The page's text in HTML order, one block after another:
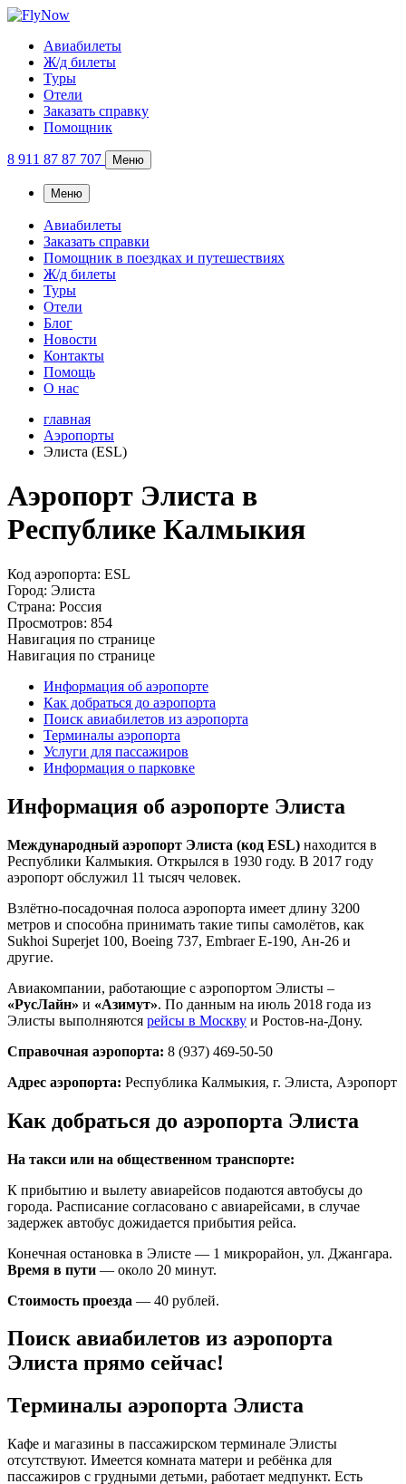
Авиабилеты
Ж/д билеты
Туры
Отели
Заказать справку
Помощник
8 911 87 87 707 Меню
Меню
Авиабилеты
Заказать справки
Помощник в поездках и путешествиях
Ж/д билеты
Туры
Отели
Блог
Новости
Контакты
Помощь
О нас
главная
Аэропорты
Элиста (ESL)
Аэропорт Элиста в
Республике Калмыкия
Код аэропорта: ESL
Город: Элиста
Страна: Россия
Просмотров: 854
Навигация по странице
Навигация по странице
Информация об аэропорте
Как добраться до аэропорта
Поиск авиабилетов из аэропорта
Терминалы аэропорта
Услуги для пассажиров
Информация о парковке
Информация об аэропорте Элиста
Международный аэропорт Элиста (код ESL) находится в
Республики Калмыкия. Открылся в 1930 году. В 2017 году
аэропорт обслужил 11 тысяч человек.
Взлётно-посадочная полоса аэропорта имеет длину 3200
метров и способна принимать такие типы самолётов, как
Sukhoi Superjet 100, Boeing 737, Embraer E-190, Ан-26 и
другие.
Авиакомпании, работающие с аэропортом Элисты –
«РусЛайн» и «Азимут». По данным на июль 2018 года из
Элисты выполняются рейсы в Москву и Ростов-на-Дону.
Справочная аэропорта: 8 (937) 469-50-50
Адрес аэропорта: Республика Калмыкия, г. Элиста, Аэропорт
Как добраться до аэропорта Элиста
На такси или на общественном транспорте:
К прибытию и вылету авиарейсов подаются автобусы до
города. Расписание согласовано с авиарейсами, в случае
задержек автобус дожидается прибытия рейса.
Конечная остановка в Элисте — 1 микрорайон, ул. Джангара.
Время в пути — около 20 минут.
Стоимость проезда — 40 рублей.
Поиск авиабилетов из аэропорта
Элиста прямо сейчас!
Терминалы аэропорта Элиста
Кафе и магазины в пассажирском терминале Элисты
отсутствуют. Имеется комната матери и ребёнка для
пассажиров с грудными детьми, работает медпункт. Есть